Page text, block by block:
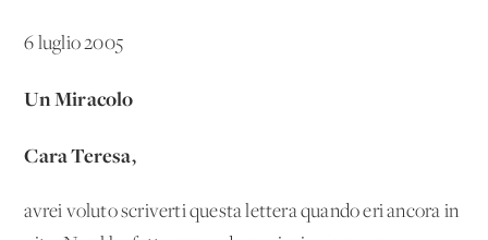
6 luglio 2005
Un Miracolo
Cara Teresa,
avrei voluto scriverti questa lettera quando eri ancora in